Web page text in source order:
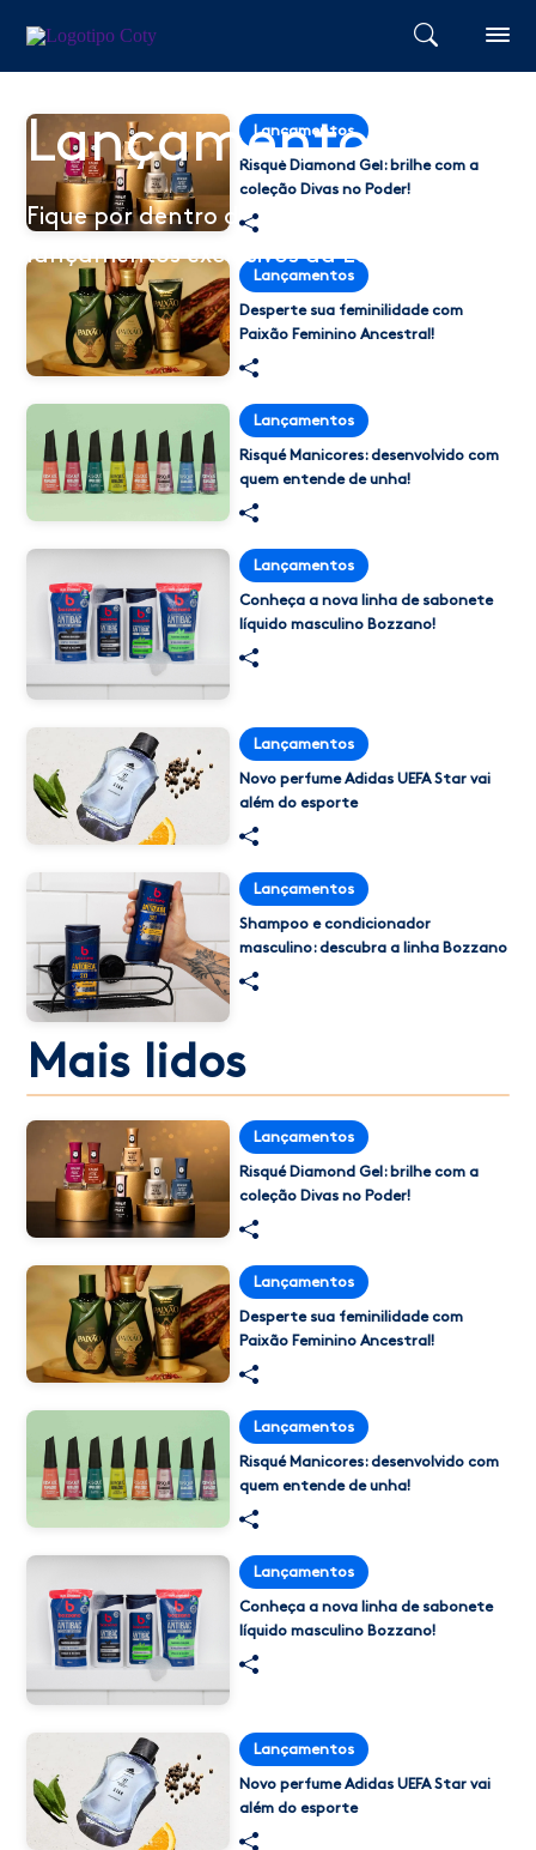
Lançamentos
Fique por dentro de todos os
lançamentos exclusivos da Loja Coty
Lançamentos
Risqué Diamond Gel: brilhe com a
coleção Divas no Poder!
Lançamentos
Desperte sua feminilidade com
Paixão Feminino Ancestral!
Lançamentos
Risqué Manicores: desenvolvido com
quem entende de unha!
Lançamentos
Conheça a nova linha de sabonete
líquido masculino Bozzano!
Lançamentos
Novo perfume Adidas UEFA Star vai
além do esporte
Lançamentos
Shampoo e condicionador
masculino: descubra a linha Bozzano
Mais lidos
Lançamentos
Risqué Diamond Gel: brilhe com a
coleção Divas no Poder!
Lançamentos
Desperte sua feminilidade com
Paixão Feminino Ancestral!
Lançamentos
Risqué Manicores: desenvolvido com
quem entende de unha!
Lançamentos
Conheça a nova linha de sabonete
líquido masculino Bozzano!
Lançamentos
Novo perfume Adidas UEFA Star vai
além do esporte